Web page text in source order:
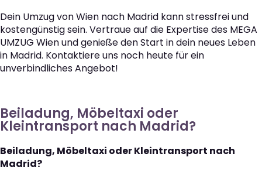
Dein Umzug von Wien nach Madrid kann stressfrei und
kostengünstig sein. Vertraue auf die Expertise des MEGA
UMZUG Wien und genieße den Start in dein neues Leben
in Madrid. Kontaktiere uns noch heute für ein
unverbindliches Angebot!
Beiladung, Möbeltaxi oder
Kleintransport nach Madrid?
Beiladung, Möbeltaxi oder Kleintransport nach
Madrid?